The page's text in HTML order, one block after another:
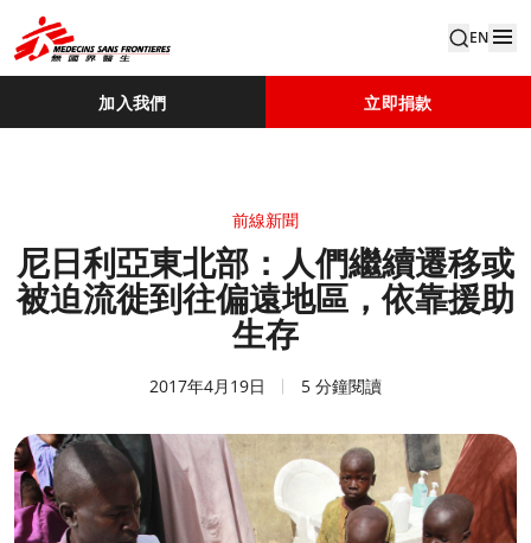
EN
加入我們 立即捐款
前線新聞
尼日利亞東北部：人們繼續遷移或
被迫流徙到往偏遠地區，依靠援助
生存
2017年4月19日 5 分鐘閱讀